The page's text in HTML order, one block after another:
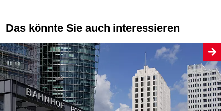
Das könnte Sie auch interessieren